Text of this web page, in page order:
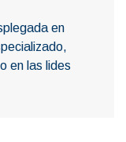
en
en las lides